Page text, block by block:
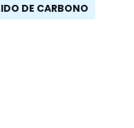
DE CARBONO